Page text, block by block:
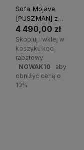
Sofa Mojave
[PUSZMAN] z
funkcją spania i
pojemnikiem
4 490,00 zł
Skopiuj i wklej w
koszyku kod
rabatowy
NOWAK10
aby
obniżyć cenę o
10%